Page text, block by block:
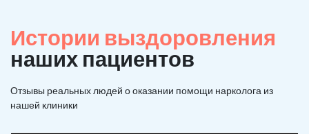
Истории выздоровления
наших пациентов
Отзывы реальных людей о оказании помощи нарколога из
нашей клиники